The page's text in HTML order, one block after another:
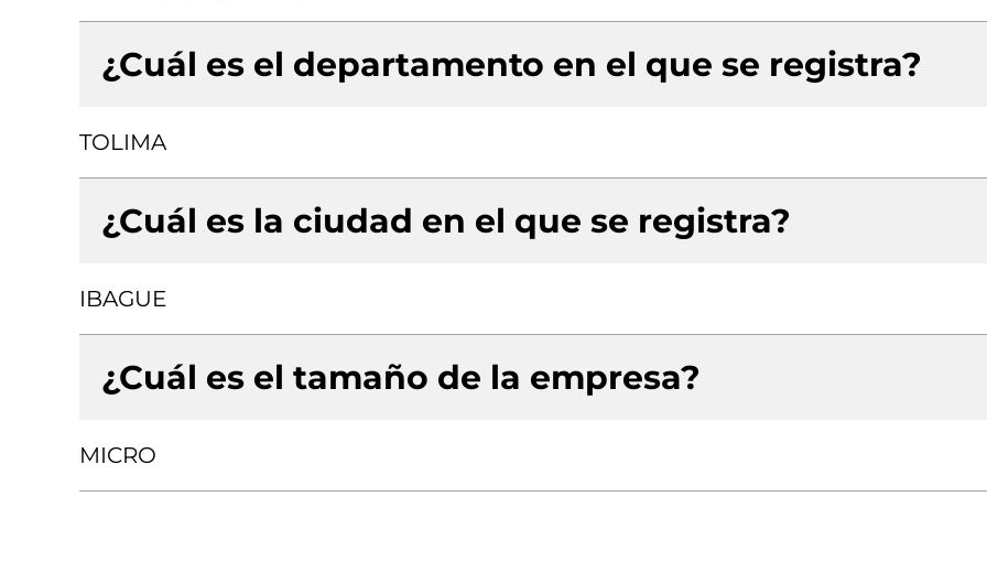
¿Cuál es el departamento en el que se registra?
TOLIMA
¿Cuál es la ciudad en el que se registra?
IBAGUE
¿Cuál es el tamaño de la empresa?
MICRO